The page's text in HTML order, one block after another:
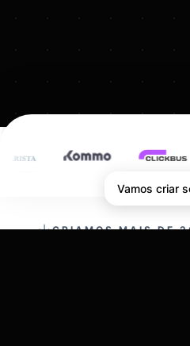
CRIAMOS MAIS DE
Vamos criar